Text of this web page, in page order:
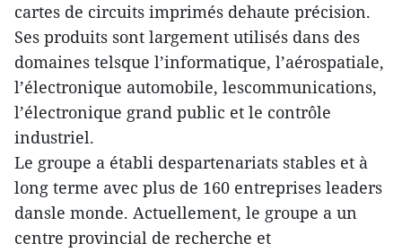
cartes de circuits imprimés dehaute précision.
Ses produits sont largement utilisés dans des
domaines telsque l’informatique, l’aérospatiale,
l’électronique automobile, lescommunications,
l’électronique grand public et le contrôle
industriel.
Le groupe a établi despartenariats stables et à
long terme avec plus de 160 entreprises leaders
dansle monde. Actuellement, le groupe a un
centre provincial de recherche et